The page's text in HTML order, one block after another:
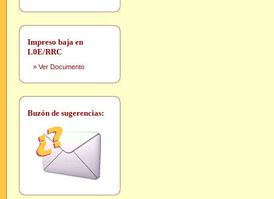
Impreso baja en
L0E/RRC
» Ver Documento
Buzón de sugerencias: